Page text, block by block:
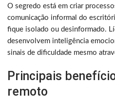
O segredo está em criar
comunicação informal do
fique isolado ou desinformado.
desenvolvem inteligência
sinais de dificuldade mesmo
Principais
remoto